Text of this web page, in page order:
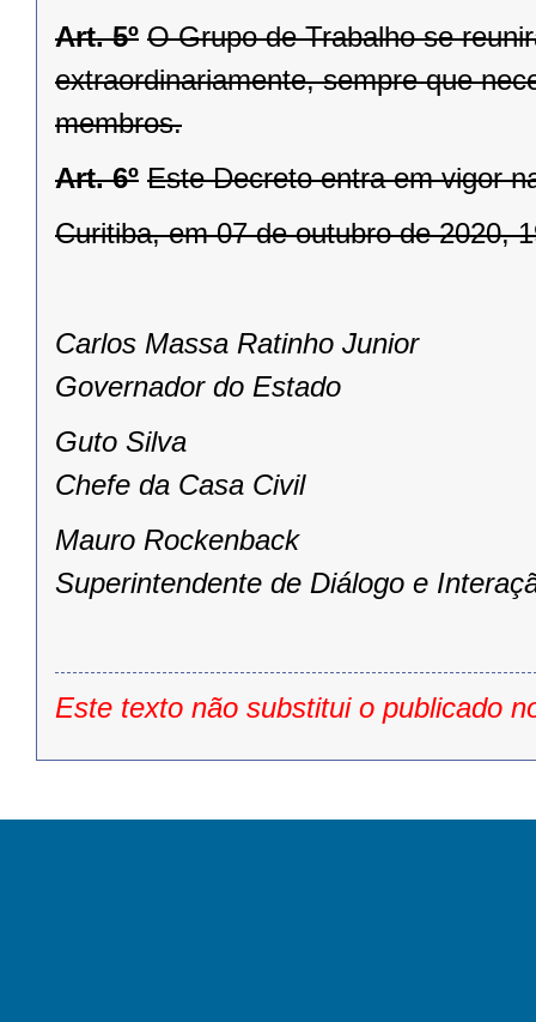
Art. 5º O Grupo de Trabalho se
extraordinariamente, sempre que
membros.
Art. 6º Este Decreto entra em vigor
Curitiba, em 07 de outubro de 2020,
Carlos Massa Ratinho Junior
Governador do Estado
Guto Silva
Chefe da Casa Civil
Mauro Rockenback
Superintendente de Diálogo e
Este texto não substitui o publicado